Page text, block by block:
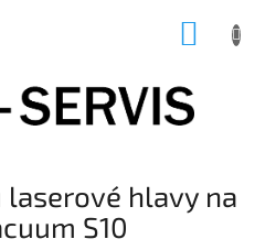
hlavy na
S10